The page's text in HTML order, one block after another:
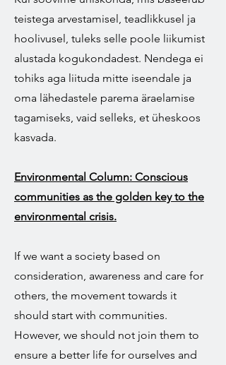
teistega arvestamisel, teadlikkusel ja
hoolivusel, tuleks selle poole liikumist
alustada kogukondadest. Nendega ei
tohiks aga liituda mitte iseendale ja
oma lähedastele parema äraelamise
tagamiseks, vaid selleks, et üheskoos
kasvada.
Environmental Column: Conscious
communities as the golden key to the
environmental crisis.
If we want a society based on
consideration, awareness and care for
others, the movement towards it
should start with communities.
However, we should not join them to
ensure a better life for ourselves and